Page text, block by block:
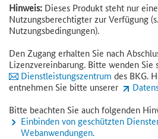
Hinweis: Dieses Produkt steht nur
Nutzungsberechtigter zur Verfügung
Nutzungsbedingungen).
Den Zugang erhalten Sie nach
Lizenzvereinbarung. Bitte wenden Sie
Dienstleistungszentrum des BKG.
entnehmen Sie bitte unserer
Bitte beachten Sie auch folgenden
Einbinden von geschützten
Webanwendungen.